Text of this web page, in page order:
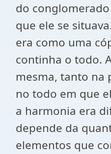
do
que ele se
era como uma
continha o todo.
mesma, tanto na
no todo em que
a harmonia era
depende da
elementos que